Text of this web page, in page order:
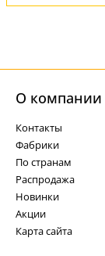
О компании
Контакты
Фабрики
По странам
Распродажа
Новинки
Акции
Карта сайта